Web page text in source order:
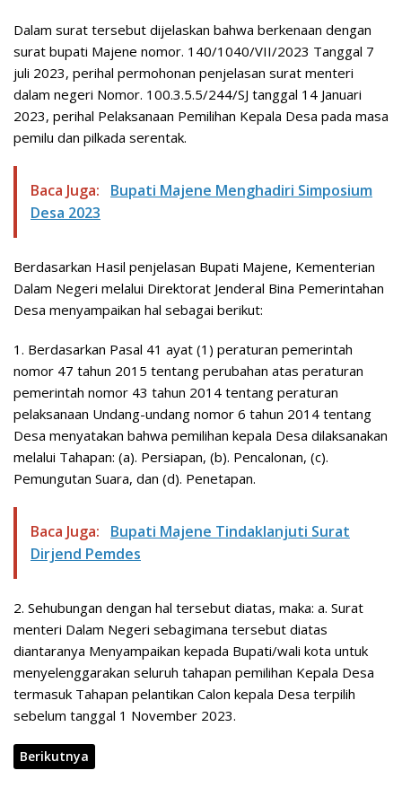
Dalam surat tersebut dijelaskan bahwa berkenaan dengan
surat bupati Majene nomor. 140/1040/VII/2023 Tanggal 7
juli 2023, perihal permohonan penjelasan surat menteri
dalam negeri Nomor. 100.3.5.5/244/SJ tanggal 14 Januari
2023, perihal Pelaksanaan Pemilihan Kepala Desa pada masa
pemilu dan pilkada serentak.
Baca Juga:
Bupati Majene Menghadiri Simposium
Desa 2023
Berdasarkan Hasil penjelasan Bupati Majene, Kementerian
Dalam Negeri melalui Direktorat Jenderal Bina Pemerintahan
Desa menyampaikan hal sebagai berikut:
1. Berdasarkan Pasal 41 ayat (1) peraturan pemerintah
nomor 47 tahun 2015 tentang perubahan atas peraturan
pemerintah nomor 43 tahun 2014 tentang peraturan
pelaksanaan Undang-undang nomor 6 tahun 2014 tentang
Desa menyatakan bahwa pemilihan kepala Desa dilaksanakan
melalui Tahapan: (a). Persiapan, (b). Pencalonan, (c).
Pemungutan Suara, dan (d). Penetapan.
Baca Juga:
Bupati Majene Tindaklanjuti Surat
Dirjend Pemdes
2. Sehubungan dengan hal tersebut diatas, maka: a. Surat
menteri Dalam Negeri sebagimana tersebut diatas
diantaranya Menyampaikan kepada Bupati/wali kota untuk
menyelenggarakan seluruh tahapan pemilihan Kepala Desa
termasuk Tahapan pelantikan Calon kepala Desa terpilih
sebelum tanggal 1 November 2023.
Berikutnya